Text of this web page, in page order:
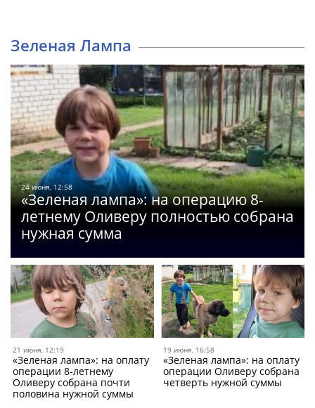
Зеленая Лампа
24 июня, 12:58
«Зеленая лампа»: на операцию 8-
летнему Оливеру полностью собрана
нужная сумма
21 июня, 12:19
«Зеленая лампа»: на оплату
операции 8-летнему
Оливеру собрана почти
половина нужной суммы
19 июня, 16:58
«Зеленая лампа»: на оплату
операции Оливеру собрана
четверть нужной суммы